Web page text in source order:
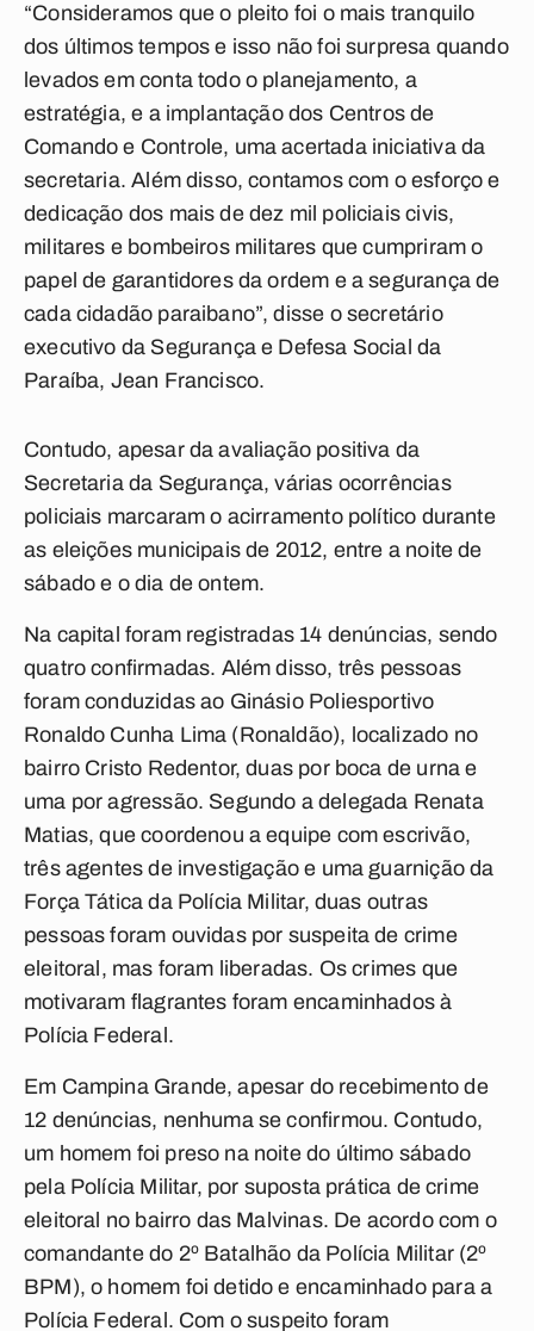
“Consideramos que o pleito foi o mais tranquilo
dos últimos tempos e isso não foi surpresa quando
levados em conta todo o planejamento, a
estratégia, e a implantação dos Centros de
Comando e Controle, uma acertada iniciativa da
secretaria. Além disso, contamos com o esforço e
dedicação dos mais de dez mil policiais civis,
militares e bombeiros militares que cumpriram o
papel de garantidores da ordem e a segurança de
cada cidadão paraibano”, disse o secretário
executivo da Segurança e Defesa Social da
Paraíba, Jean Francisco.
Contudo, apesar da avaliação positiva da
Secretaria da Segurança, várias ocorrências
policiais marcaram o acirramento político durante
as eleições municipais de 2012, entre a noite de
sábado e o dia de ontem.
Na capital foram registradas 14 denúncias, sendo
quatro confirmadas. Além disso, três pessoas
foram conduzidas ao Ginásio Poliesportivo
Ronaldo Cunha Lima (Ronaldão), localizado no
bairro Cristo Redentor, duas por boca de urna e
uma por agressão. Segundo a delegada Renata
Matias, que coordenou a equipe com escrivão,
três agentes de investigação e uma guarnição da
Força Tática da Polícia Militar, duas outras
pessoas foram ouvidas por suspeita de crime
eleitoral, mas foram liberadas. Os crimes que
motivaram flagrantes foram encaminhados à
Polícia Federal.
Em Campina Grande, apesar do recebimento de
12 denúncias, nenhuma se confirmou. Contudo,
um homem foi preso na noite do último sábado
pela Polícia Militar, por suposta prática de crime
eleitoral no bairro das Malvinas. De acordo com o
comandante do 2º Batalhão da Polícia Militar (2º
BPM), o homem foi detido e encaminhado para a
Polícia Federal. Com o suspeito foram